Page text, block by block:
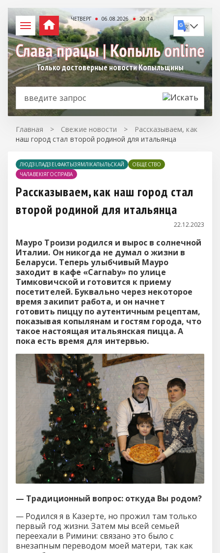
ЧЕТВЕРГ 06.08.2026 20:14
Только достоверные новости Копыльщины
Главная > Свежие новости >
Рассказываем, как
наш город стал второй родиной для итальянца
ЛЮДЗІ,ПАДЗЕІ,ФАКТЫЗЯМЛІКАПЫЛЬСКАЙ
ОБЩЕСТВО
ЧАЛАВЕКIЯГОСПРАВА
Рассказываем, как наш город стал
второй родиной для итальянца
22.12.2023
Мауро Троизи родился и вырос в солнечной
Италии. Он никогда не думал о жизни в
Беларуси. Теперь улыбчивый Мауро
заходит в кафе «Carnaby» по улице
Тимковичской и готовится к приему
посетителей. Буквально через некоторое
время закипит работа, и он начнет
готовить пиццу по аутентичным рецептам,
показывая копылянам и гостям города, что
такое настоящая итальянская пицца. А
пока есть время для интервью.
— Традиционный вопрос: откуда Вы родом?
— Родился я в Казерте, но прожил там только
первый год жизни. Затем мы всей семьей
переехали в Римини: связано это было с
внезапным переводом моей матери, так как